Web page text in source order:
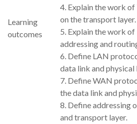
Learning
outcomes
4. Explain the work
on the transport layer.
5. Explain the work
addressing and
6. Define LAN
data link and physical
7. Define WAN
the data link and
8. Define addressing
and transport layer.